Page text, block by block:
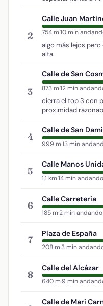
2
Calle Juan
754 m·10 min
algo más lejos
alta.
3
Calle de San
873 m·12 min
cierra el top 3 con
proximidad
4
Calle de San
999 m·13 min
5
Calle Manos
1,1 km·14 min andando
6
Calle Carreteria
185 m·2 min andando
7
Plaza de España
208 m·3 min
8
Calle del Alcázar
640 m·9 min
Calle de Mari